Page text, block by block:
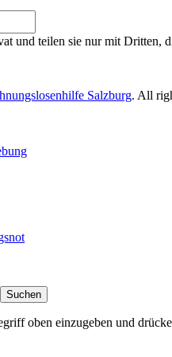
und teilen sie nur mit Dritten,
Salzburg. All
oben einzugeben und